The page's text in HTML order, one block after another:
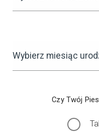
Czy Twój